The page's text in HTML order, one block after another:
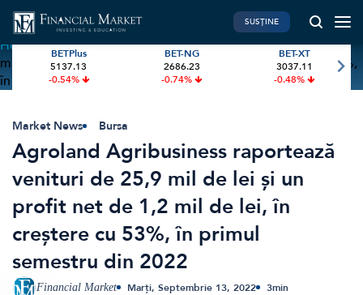
Home»Agroland Agribusiness raportează venituri de 25,9
mil de lei și un profit net de 1,2 mil de lei, în creștere cu 53%,
în primul semestru din 2022
PIATA DE CAPITAL
Investiții
International
BVB Recap
Bursa
Acțiunea Zilei
Brokeri
FINANTE PERSONALE
Pensie & taxe
Credite
Asigurari
Start-Up
SUSȚINE
BETPlus
5137.13
-0.54%
BET-NG
2686.23
-0.74%
BET-XT
3037.11
-0.48%
Market News Bursa
Agroland Agribusiness raportează
venituri de 25,9 mil de lei și un
profit net de 1,2 mil de lei, în
creștere cu 53%, în primul
semestru din 2022
Financial Market Marți, Septembrie 13, 2022 3min